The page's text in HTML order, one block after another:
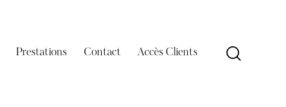
Prestations Contact Accès Clients